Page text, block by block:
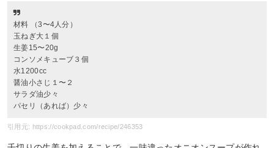
材料 （3〜4人分）
玉ねぎ大１個
生姜15〜20g
コンソメキューブ３個
水1200cc
醤油小さじ１〜２
サラダ油少々
パセリ（あれば）少々
引用元: https://cookpad.com/recipe/246353